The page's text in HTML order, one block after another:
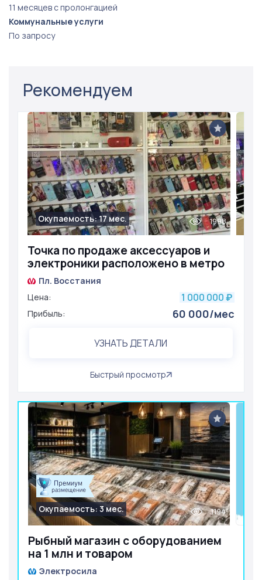
11 месяцев с пролонгацией
Коммунальные услуги
По запросу
Рекомендуем
Точка по продаже аксессуаров и
электроники расположено в метро
Окупаемость: 17 мес. 1998
Пл. Восстания
Цена:
1 000 000 ₽
Прибыль: 60 000/мес
УЗНАТЬ ДЕТАЛИ
Быстрый просмотр
Рыбный магазин с оборудованием
на 1 млн и товаром
Окупаемость: 3 мес. 1194
Электросила